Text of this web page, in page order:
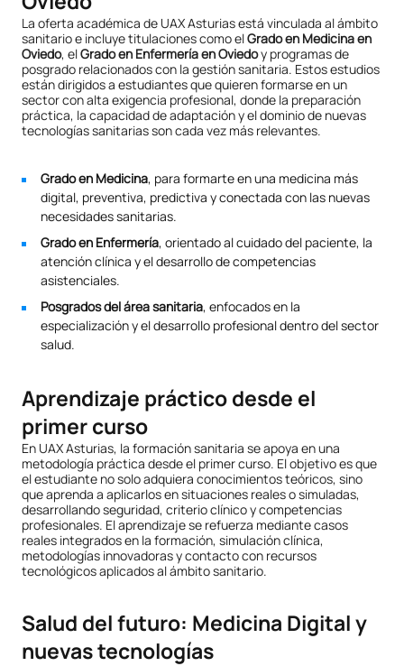
La oferta académica de UAX Asturias está vinculada al ámbito
sanitario e incluye titulaciones como elGrado en Medicina en
Oviedo, elGrado en Enfermería en Oviedoy programas de
posgrado relacionados con la gestión sanitaria. Estos estudios
están dirigidos a estudiantes que quieren formarse en un
sector con alta exigencia profesional, donde la preparación
práctica, la capacidad de adaptación y el dominio de nuevas
tecnologías sanitarias son cada vez más relevantes.
Grado en Medicina, para formarte en una medicina más
digital, preventiva, predictiva y conectada con las nuevas
necesidades sanitarias.
Grado en Enfermería, orientado al cuidado del paciente, la
atención clínica y el desarrollo de competencias
asistenciales.
Posgrados del área sanitaria, enfocados en la
especialización y el desarrollo profesional dentro del sector
salud.
Aprendizaje práctico desde el
primer curso
En UAX Asturias, la formación sanitaria se apoya en una
metodología práctica desde el primer curso. El objetivo es que
el estudiante no solo adquiera conocimientos teóricos, sino
que aprenda a aplicarlos en situaciones reales o simuladas,
desarrollando seguridad, criterio clínico y competencias
profesionales. El aprendizaje se refuerza mediante casos
reales integrados en la formación, simulación clínica,
metodologías innovadoras y contacto con recursos
tecnológicos aplicados al ámbito sanitario.
Salud del futuro: Medicina Digital y
nuevas tecnologías